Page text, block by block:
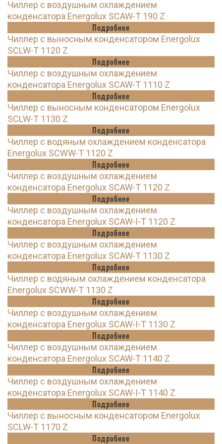
Чиллер с воздушным охлаждением
конденсатора Energolux SCAW-T 190 Z
Подробнее
Чиллер с выносным конденсатором Energolux
SCLW-T 1120 Z
Подробнее
Чиллер с воздушным охлаждением
конденсатора Energolux SCAW-T 1110 Z
Подробнее
Чиллер с выносным конденсатором Energolux
SCLW-T 1130 Z
Подробнее
Чиллер с водяным охлаждением конденсатора
Energolux SCWW-T 1120 Z
Подробнее
Чиллер с воздушным охлаждением
конденсатора Energolux SCAW-T 1120 Z
Подробнее
Чиллер с воздушным охлаждением
конденсатора Energolux SCAW-I-T 1120 Z
Подробнее
Чиллер с воздушным охлаждением
конденсатора Energolux SCAW-T 1130 Z
Подробнее
Чиллер с водяным охлаждением конденсатора
Energolux SCWW-T 1130 Z
Подробнее
Чиллер с воздушным охлаждением
конденсатора Energolux SCAW-I-T 1130 Z
Подробнее
Чиллер с воздушным охлаждением
конденсатора Energolux SCAW-T 1140 Z
Подробнее
Чиллер с воздушным охлаждением
конденсатора Energolux SCAW-I-T 1140 Z
Подробнее
Чиллер с выносным конденсатором Energolux
SCLW-T 1170 Z
Подробнее